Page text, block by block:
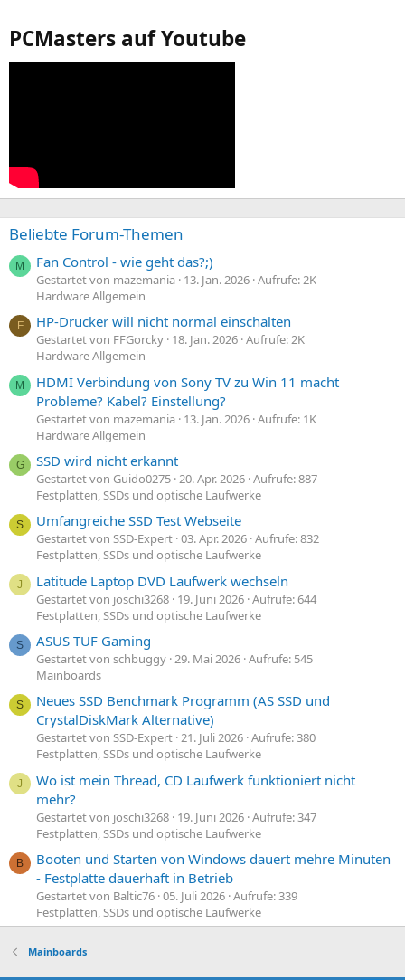
PCMasters auf Youtube
Beliebte Forum-Themen
M Fan Control - wie geht das?;)
Gestartet von mazemania 13. Jan. 2026 Aufrufe: 2K
Hardware Allgemein
F HP-Drucker will nicht normal einschalten
Gestartet von FFGorcky 18. Jan. 2026 Aufrufe: 2K
Hardware Allgemein
M
HDMI Verbindung von Sony TV zu Win 11 macht
Probleme? Kabel? Einstellung?
Gestartet von mazemania 13. Jan. 2026 Aufrufe: 1K
Hardware Allgemein
G SSD wird nicht erkannt
Gestartet von Guido0275 20. Apr. 2026 Aufrufe: 887
Festplatten, SSDs und optische Laufwerke
S Umfangreiche SSD Test Webseite
Gestartet von SSD-Expert 03. Apr. 2026 Aufrufe: 832
Festplatten, SSDs und optische Laufwerke
J Latitude Laptop DVD Laufwerk wechseln
Gestartet von joschi3268 19. Juni 2026 Aufrufe: 644
Festplatten, SSDs und optische Laufwerke
S ASUS TUF Gaming
Gestartet von schbuggy 29. Mai 2026 Aufrufe: 545
Mainboards
S
Neues SSD Benchmark Programm (AS SSD und
CrystalDiskMark Alternative)
Gestartet von SSD-Expert 21. Juli 2026 Aufrufe: 380
Festplatten, SSDs und optische Laufwerke
J
Wo ist mein Thread, CD Laufwerk funktioniert nicht
mehr?
Gestartet von joschi3268 19. Juni 2026 Aufrufe: 347
Festplatten, SSDs und optische Laufwerke
B
Booten und Starten von Windows dauert mehre Minuten
- Festplatte dauerhaft in Betrieb
Gestartet von Baltic76 05. Juli 2026 Aufrufe: 339
Festplatten, SSDs und optische Laufwerke
Mainboards